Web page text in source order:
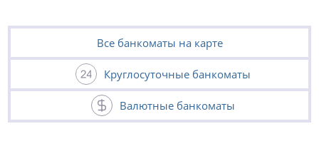
Все банкоматы на карте
Круглосуточные банкоматы
Валютные банкоматы